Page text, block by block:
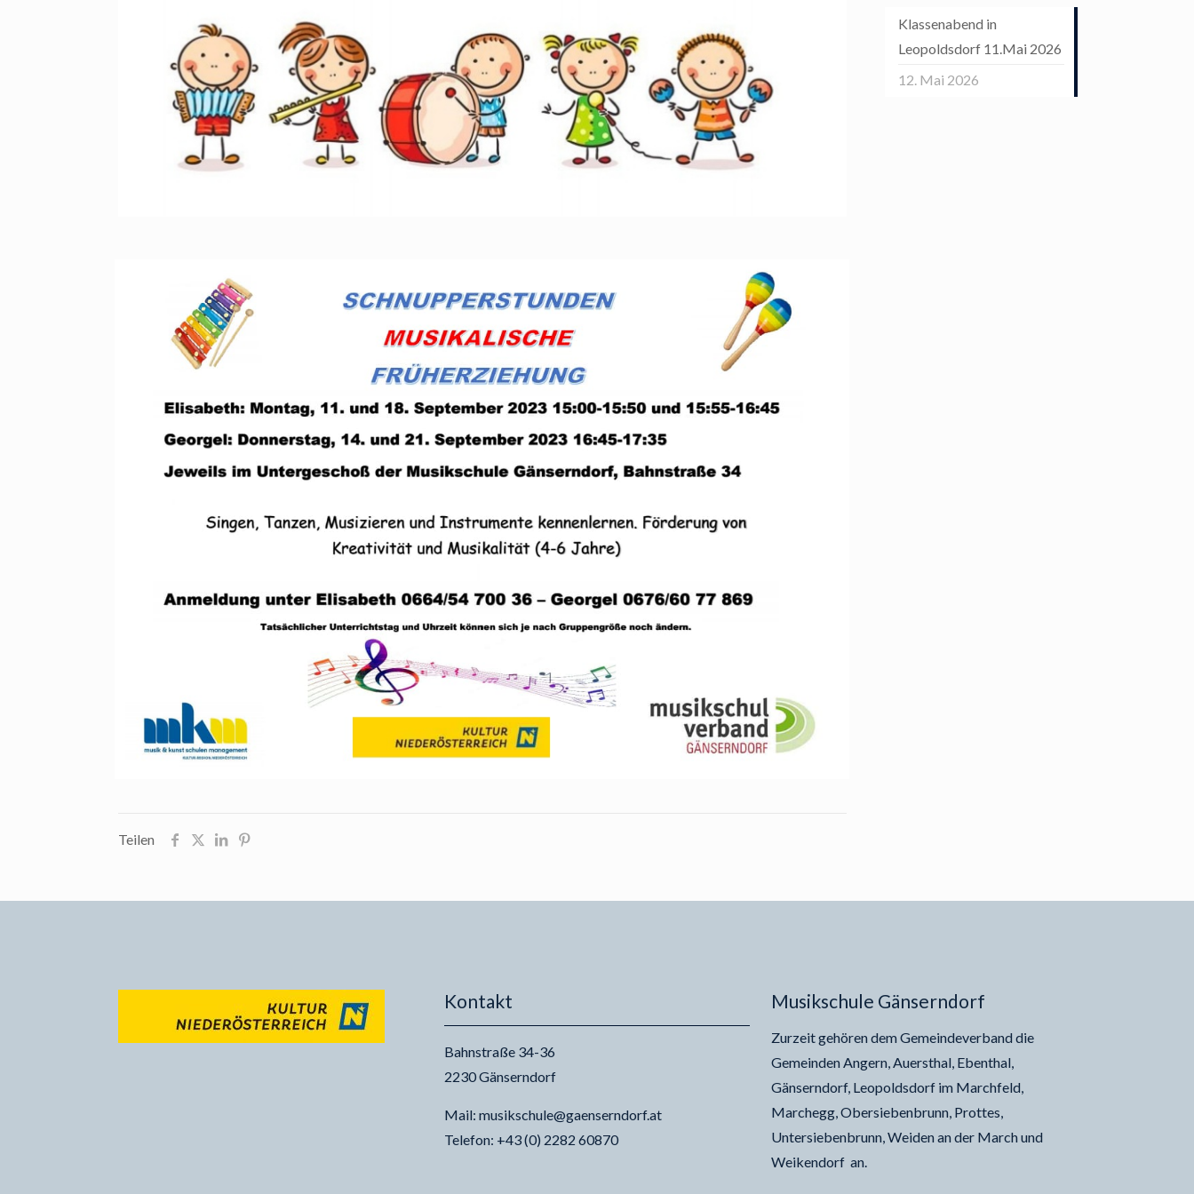
Teilen
Klassenabend in
Leopoldsdorf 11.Mai 2026
12. Mai 2026
Kontakt
Bahnstraße 34-36
2230 Gänserndorf
Mail: musikschule@gaenserndorf.at
Telefon: +43 (0) 2282 60870
Musikschule Gänserndorf
Zurzeit gehören dem Gemeindeverband die
Gemeinden Angern, Auersthal, Ebenthal,
Gänserndorf, Leopoldsdorf im Marchfeld,
Marchegg, Obersiebenbrunn, Prottes,
Untersiebenbrunn, Weiden an der March und
Weikendorf an.